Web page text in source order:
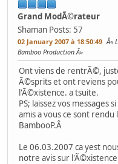
Grand ModÃ©rateur
Shaman Posts: 57
02 January 2007 à 18:50:49
Bamboo Production
Ont viens de rentrÃ©,
Ã©sprits et ont reviens
l'Ã©xistence. a tsuite.
PS; laissez vos messages
amis a vous ce sont rendu
BambooP.Â
Le 06.03.2007 ca yest
notre avis sur